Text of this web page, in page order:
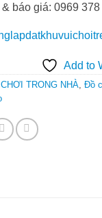
báo giá: 0969
Add to
TRONG NHÀ, Đồ